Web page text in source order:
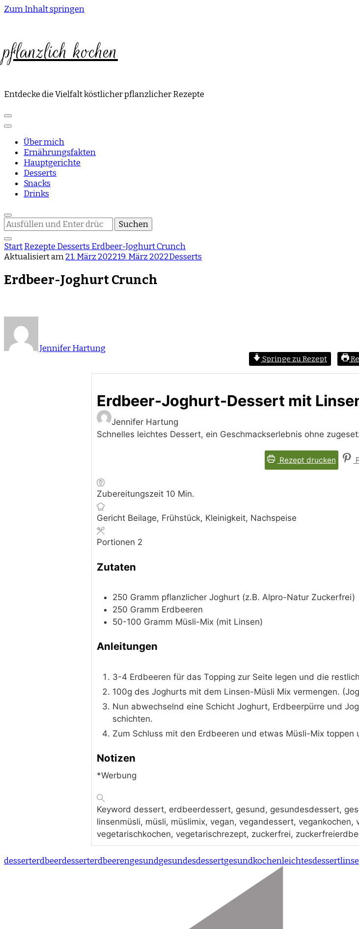
Zum Inhalt springen
pflanzlich kochen
Entdecke die Vielfalt köstlicher pflanzlicher Rezepte
Über mich
Ernährungsfakten
Hauptgerichte
Desserts
Snacks
Drinks
Suchst
du
nach
etwas?
StartRezepte Desserts Erdbeer-Joghurt Crunch
Aktualisiert am21. März 202219. März 2022Desserts
Erdbeer-Joghurt Crunch
Jennifer Hartung
Springe zu Rezept
Erdbeer-Joghurt-Dessert mit
Jennifer Hartung
Schnelles leichtes Dessert, ein Geschmackserlebnis ohne
Rezept drucken
Zubereitungszeit 10 Minuten
Min.
Gericht Beilage, Frühstück, Kleinigkeit, Nachspeise
Portionen 2
Zutaten
250 Gramm pflanzlicher Joghurt (z.B. Alpro-Natur Zuckerfrei)
250 Gramm Erdbeeren
50-100 Gramm Müsli-Mix (mit Linsen)
Anleitungen
3-4 Erdbeeren für das Topping zur Seite legen und die
100g des Joghurts mit dem Linsen-Müsli Mix vermengen.
Nun abwechselnd eine Schicht Joghurt, Erdbeerpürre und
schichten.
Zum Schluss mit den Erdbeeren und etwas Müsli-Mix toppen
Notizen
*Werbung
Keyword dessert, erdbeerdessert, gesund, gesundesdessert,
linsenmüsli, müsli, müslimix, vegan, vegandessert,
vegetarischkochen, vegetarischrezept, zuckerfrei,
desserterdbeerdesserterdbeerengesundgesundesdessertgesundkochenleichtesdessert